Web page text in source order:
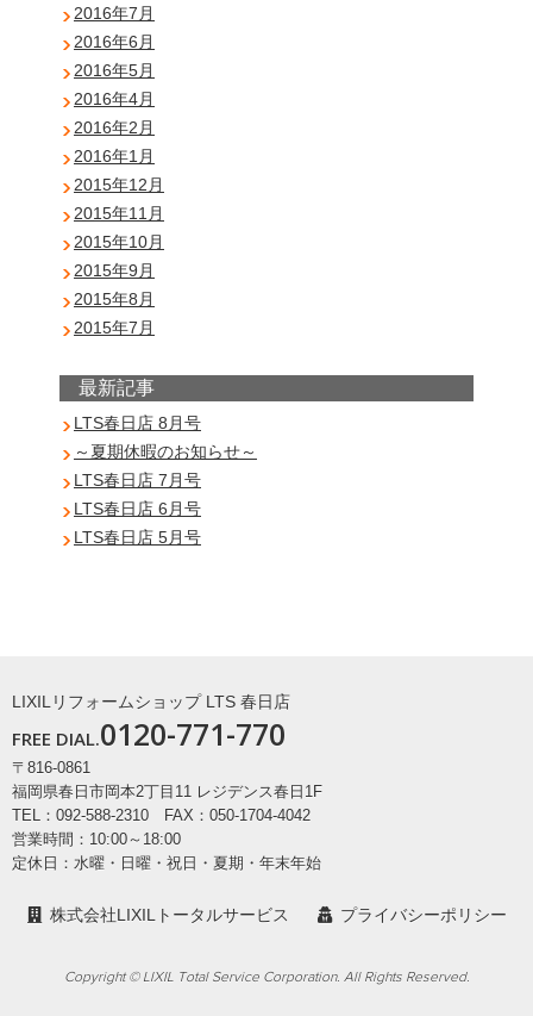
2016年7月
2016年6月
2016年5月
2016年4月
2016年2月
2016年1月
2015年12月
2015年11月
2015年10月
2015年9月
2015年8月
2015年7月
最新記事
LTS春日店 8月号
～夏期休暇のお知らせ～
LTS春日店 7月号
LTS春日店 6月号
LTS春日店 5月号
LIXILリフォームショップ LTS 春日店
FREE DIAL.0120-771-770
〒816-0861
福岡県春日市岡本2丁目11 レジデンス春日1F
TEL：092-588-2310 FAX：050-1704-4042
営業時間：10:00～18:00
定休日：水曜・日曜・祝日・夏期・年末年始
株式会社LIXILトータルサービス プライバシーポリシー
Copyright © LIXIL Total Service Corporation. All Rights Reserved.